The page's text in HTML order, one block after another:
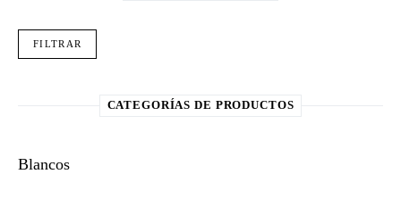
FILTRAR
CATEGORÍAS DE PRODUCTOS
Blancos